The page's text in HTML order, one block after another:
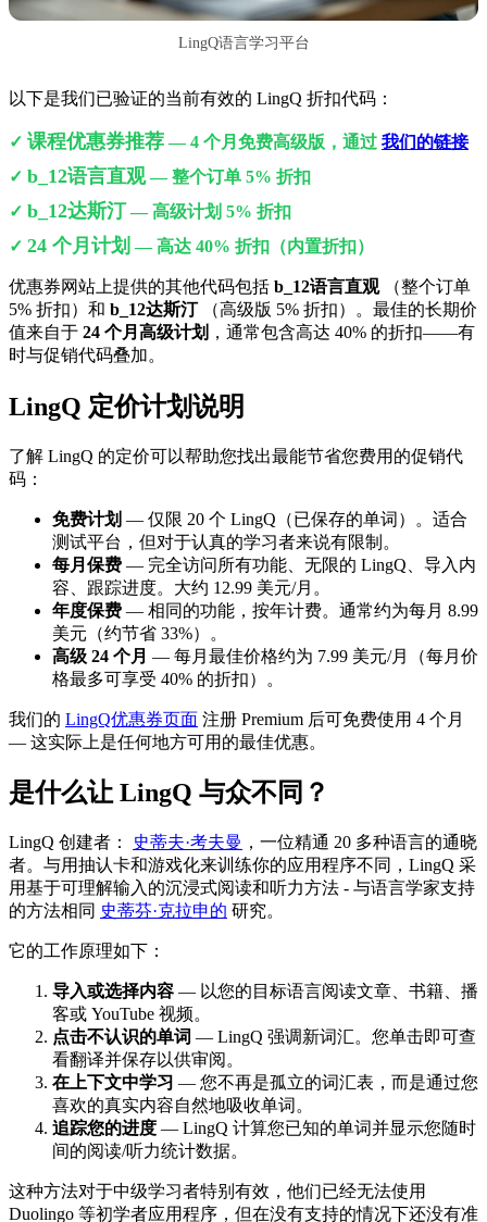
LingQ语言学习平台
以下是我们已验证的当前有效的 LingQ 折扣代码：
✓ 课程优惠券推荐— 4 个月免费高级版，通过 我们的链接
✓ b_12语言直观— 整个订单 5% 折扣
✓ b_12达斯汀— 高级计划 5% 折扣
✓ 24 个月计划 — 高达 40% 折扣（内置折扣）
优惠券网站上提供的其他代码包括 b_12语言直观（整个订单
5% 折扣）和 b_12达斯汀（高级版 5% 折扣）。最佳的长期价
值来自于 24 个月高级计划 ，通常包含高达 40% 的折扣——有
时与促销代码叠加。
LingQ 定价计划说明
了解 LingQ 的定价可以帮助您找出最能节省您费用的促销代
码：
免费计划 — 仅限 20 个 LingQ（已保存的单词）。适合
测试平台，但对于认真的学习者来说有限制。
每月保费 — 完全访问所有功能、无限的 LingQ、导入内
容、跟踪进度。大约 12.99 美元/月。
年度保费 — 相同的功能，按年计费。通常约为每月 8.99
美元（约节省 33%）。
高级 24 个月 — 每月最佳价格约为 7.99 美元/月（每月价
格最多可享受 40% 的折扣）。
我们的 LingQ优惠券页面 注册 Premium 后可免费使用 4 个月
— 这实际上是任何地方可用的最佳优惠。
是什么让 LingQ 与众不同？
LingQ 创建者： 史蒂夫·考夫曼 ，一位精通 20 多种语言的通晓
者。与用抽认卡和游戏化来训练你的应用程序不同，LingQ 采
用基于可理解输入的沉浸式阅读和听力方法 - 与语言学家支持
的方法相同 史蒂芬·克拉申的 研究。
它的工作原理如下：
导入或选择内容 — 以您的目标语言阅读文章、书籍、播
客或 YouTube 视频。
点击不认识的单词 — LingQ 强调新词汇。您单击即可查
看翻译并保存以供审阅。
在上下文中学习 — 您不再是孤立的词汇表，而是通过您
喜欢的真实内容自然地吸收单词。
追踪您的进度 — LingQ 计算您已知的单词并显示您随时
间的阅读/听力统计数据。
这种方法对于中级学习者特别有效，他们已经无法使用
Duolingo 等初学者应用程序，但在没有支持的情况下还没有准